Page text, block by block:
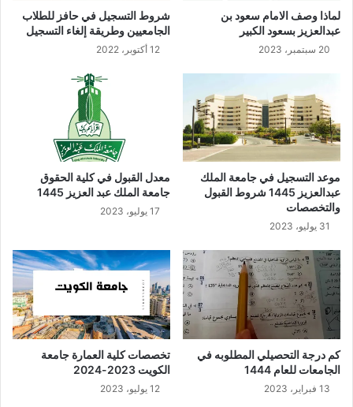
لماذا وصف الامام سعود بن
عبدالعزيز بسعود الكبير
20 سبتمبر، 2023
شروط التسجيل في حافز للطلاب
الجامعيين وطريقة إلغاء التسجيل
12 أكتوبر، 2022
موعد التسجيل في جامعة الملك
عبدالعزيز 1445 شروط القبول
والتخصصات
31 يوليو، 2023
معدل القبول في كلية الحقوق
جامعة الملك عبد العزيز 1445
17 يوليو، 2023
كم درجة التحصيلي المطلوبه في
الجامعات للعام 1444
13 فبراير، 2023
تخصصات كلية العمارة جامعة
الكويت 2023-2024
12 يوليو، 2023